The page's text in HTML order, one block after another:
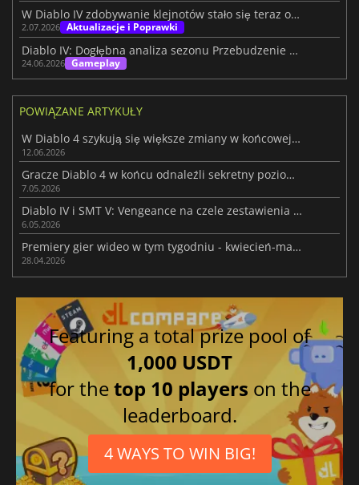
W Diablo IV zdobywanie klejnotów stało się teraz o wiele mniej uciążliwe
2.07.2026 Aktualizacje i Poprawki
Diablo IV: Dogłębna analiza sezonu Przebudzenie Śmierci
24.06.2026 Gameplay
POWIĄZANE ARTYKUŁY
W Diablo 4 szykują się większe zmiany w końcowej fazie rozgrywki
12.06.2026
Gracze Diablo 4 w końcu odnaleźli sekretny poziom z krowami
7.05.2026
Diablo IV i SMT V: Vengeance na czele zestawienia Humble Choice na maj 2026
6.05.2026
Premiery gier wideo w tym tygodniu - kwiecień-maj 2026 (tydzień 18)
28.04.2026
Featuring a total prize pool of
1,000 USDT
for thetop 10 players on the
leaderboard.
4 WAYS TO WIN BIG!